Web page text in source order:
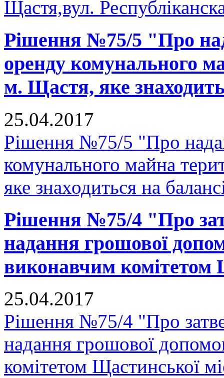
Щастя,вул.
Рішення №75/5 "Про
оренду комунального
м. Щастя, яке
25.04.2017
Рішення №75/5 "Про
комунального майна
яке знаходиться на
Рішення №75/4 "Про
надання грошової
виконавчим комітетом
25.04.2017
Рішення №75/4 "Про
надання грошової
комітетом Щастинської